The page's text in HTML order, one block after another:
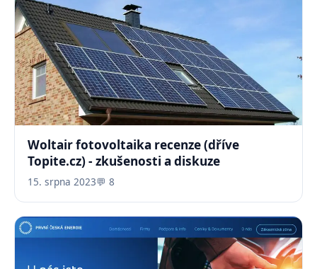
Woltair fotovoltaika recenze (dříve
Topite.cz) - zkušenosti a diskuze
15. srpna 2023💬 8